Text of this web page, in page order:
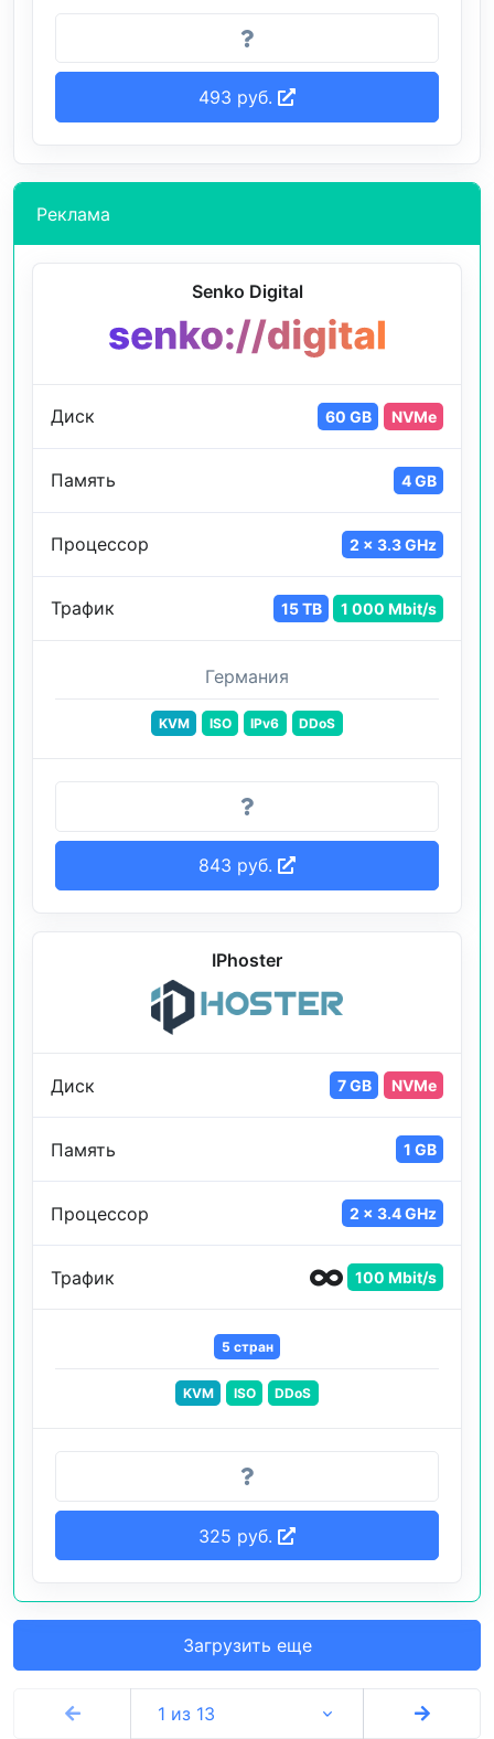
493 руб.
Реклама
Senko Digital
Диск 60 GB NVMe
Память 4 GB
Процессор 2 x 3.3 GHz
Трафик 15 TB 1 000 Mbit/s
Германия
KVM ISO IPv6 DDoS
843 руб.
IPhoster
Диск 7 GB NVMe
Память 1 GB
Процессор 2 x 3.4 GHz
Трафик 100 Mbit/s
5 стран
KVM ISO DDoS
325 руб.
Загрузить еще
1 из 13